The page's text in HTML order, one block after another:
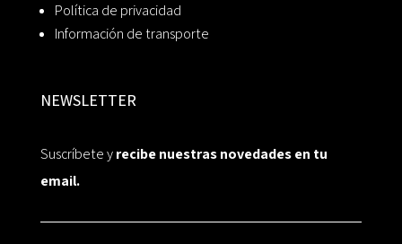
Política de privacidad
Información de transporte
NEWSLETTER
Suscríbete yrecibe nuestras novedades en tu
email.